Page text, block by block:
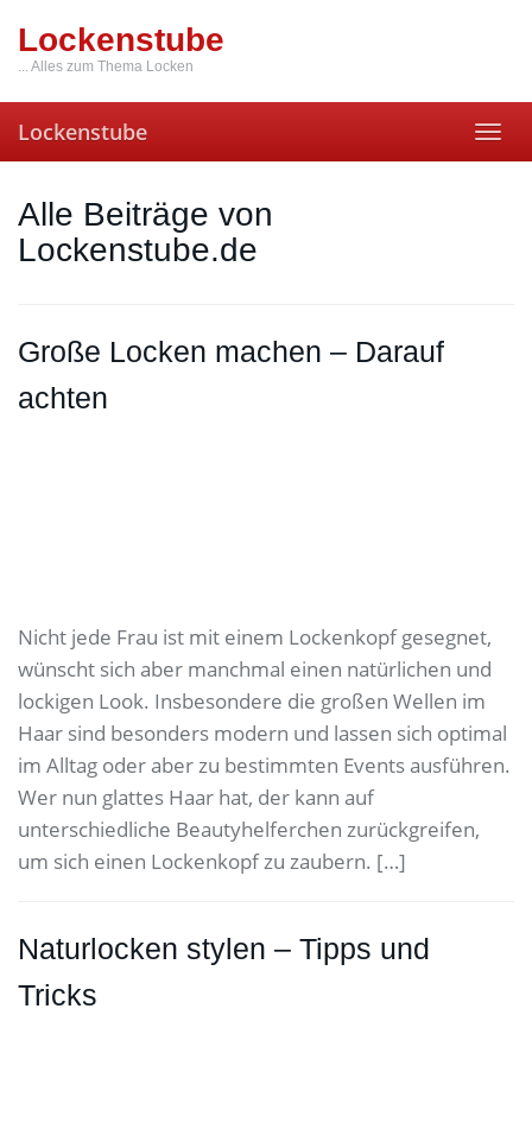
mainLockenstube
... Alles zum Thema Locken
Lockenstube
Alle Beiträge von
Lockenstube.de
Große Locken machen – Darauf
achten
Nicht jede Frau ist mit einem Lockenkopf gesegnet,
wünscht sich aber manchmal einen natürlichen und
lockigen Look. Insbesondere die großen Wellen im
Haar sind besonders modern und lassen sich optimal
im Alltag oder aber zu bestimmten Events ausführen.
Wer nun glattes Haar hat, der kann auf
unterschiedliche Beautyhelferchen zurückgreifen,
um sich einen Lockenkopf zu zaubern. […]
Naturlocken stylen – Tipps und
Tricks